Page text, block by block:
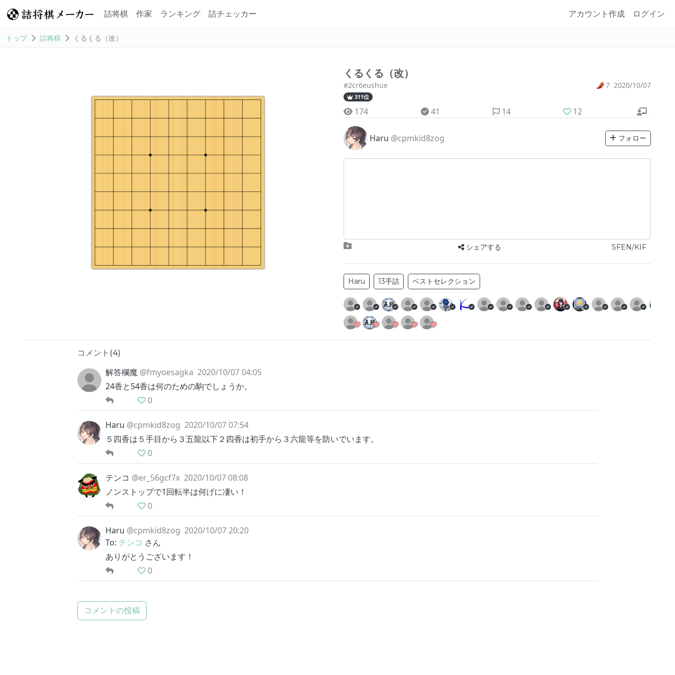
詰将棋 作家 ランキング 詰チェッカー アカウント作成 ログイン
トップ 詰将棋 くるくる（改）
くるくる（改）
#2cr6eushue 7 2020/10/07
311位
174 41 14 12
Haru @cpmkid8zog フォロー
シェアする SFEN/KIF
Haru 13手詰 ベストセレクション
コメント(4)
解答欄魔 @fmyoesagka 2020/10/07 04:05
24香と54香は何のための駒でしょうか。
0
Haru @cpmkid8zog 2020/10/07 07:54
５四香は５手目から３五龍以下２四香は初手から３六龍等を防いでいます。
0
テンコ @er_56gcf7x 2020/10/07 08:08
ノンストップで1回転半は何げに凄い！
0
Haru @cpmkid8zog 2020/10/07 20:20
To: テンコ さん
ありがとうございます！
0
コメントの投稿